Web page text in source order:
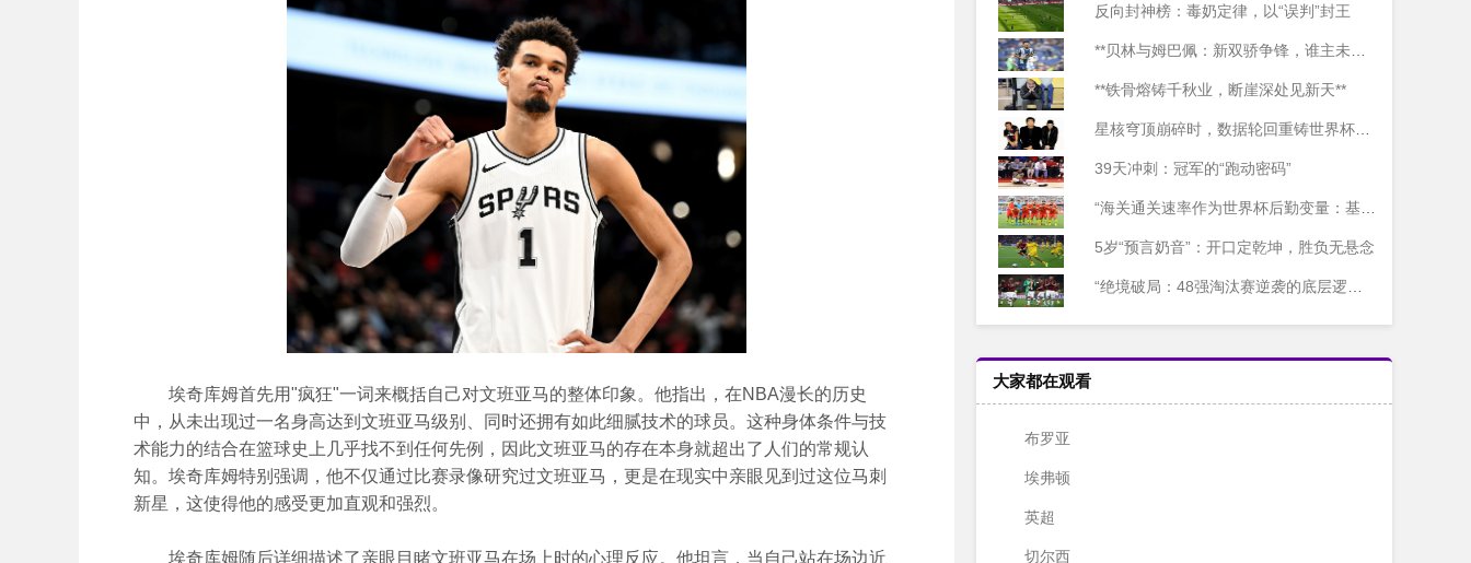
埃奇库姆首先用"疯狂"一词来概括自己对文班亚马的整体印象。他指出，在NBA漫长的历史
中，从未出现过一名身高达到文班亚马级别、同时还拥有如此细腻技术的球员。这种身体条件与技
术能力的结合在篮球史上几乎找不到任何先例，因此文班亚马的存在本身就超出了人们的常规认
知。埃奇库姆特别强调，他不仅通过比赛录像研究过文班亚马，更是在现实中亲眼见到过这位马刺
新星，这使得他的感受更加直观和强烈。
埃奇库姆随后详细描述了亲眼目睹文班亚马在场上时的心理反应。他坦言，当自己站在场边近
反向封神榜：毒奶定律，以“误判”封王
**贝林与姆巴佩：新双骄争锋，谁主未来十年沉浮？**
**铁骨熔铸千秋业，断崖深处见新天**
星核穹顶崩碎时，数据轮回重铸世界杯纪元
39天冲刺：冠军的“跑动密码”
“海关通关速率作为世界杯后勤变量：基于多国海关运作体系的战术评估框架”
5岁“预言奶音”：开口定乾坤，胜负无悬念
“绝境破局：48强淘汰赛逆袭的底层逻辑与致胜密码”
大家都在观看
布罗亚
埃弗顿
英超
切尔西